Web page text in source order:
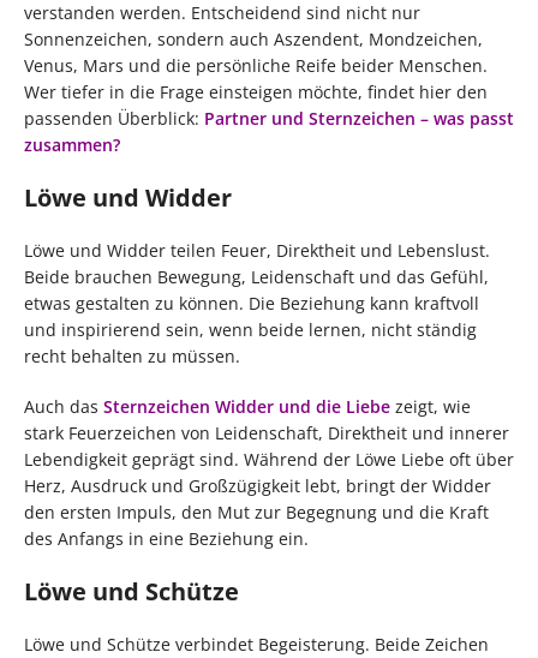
verstanden werden. Entscheidend sind nicht nur
Sonnenzeichen, sondern auch Aszendent, Mondzeichen,
Venus, Mars und die persönliche Reife beider Menschen.
Wer tiefer in die Frage einsteigen möchte, findet hier den
passenden Überblick: Partner und Sternzeichen – was passt
zusammen?
Löwe und Widder
Löwe und Widder teilen Feuer, Direktheit und Lebenslust.
Beide brauchen Bewegung, Leidenschaft und das Gefühl,
etwas gestalten zu können. Die Beziehung kann kraftvoll
und inspirierend sein, wenn beide lernen, nicht ständig
recht behalten zu müssen.
Auch das Sternzeichen Widder und die Liebe zeigt, wie
stark Feuerzeichen von Leidenschaft, Direktheit und innerer
Lebendigkeit geprägt sind. Während der Löwe Liebe oft über
Herz, Ausdruck und Großzügigkeit lebt, bringt der Widder
den ersten Impuls, den Mut zur Begegnung und die Kraft
des Anfangs in eine Beziehung ein.
Löwe und Schütze
Löwe und Schütze verbindet Begeisterung. Beide Zeichen